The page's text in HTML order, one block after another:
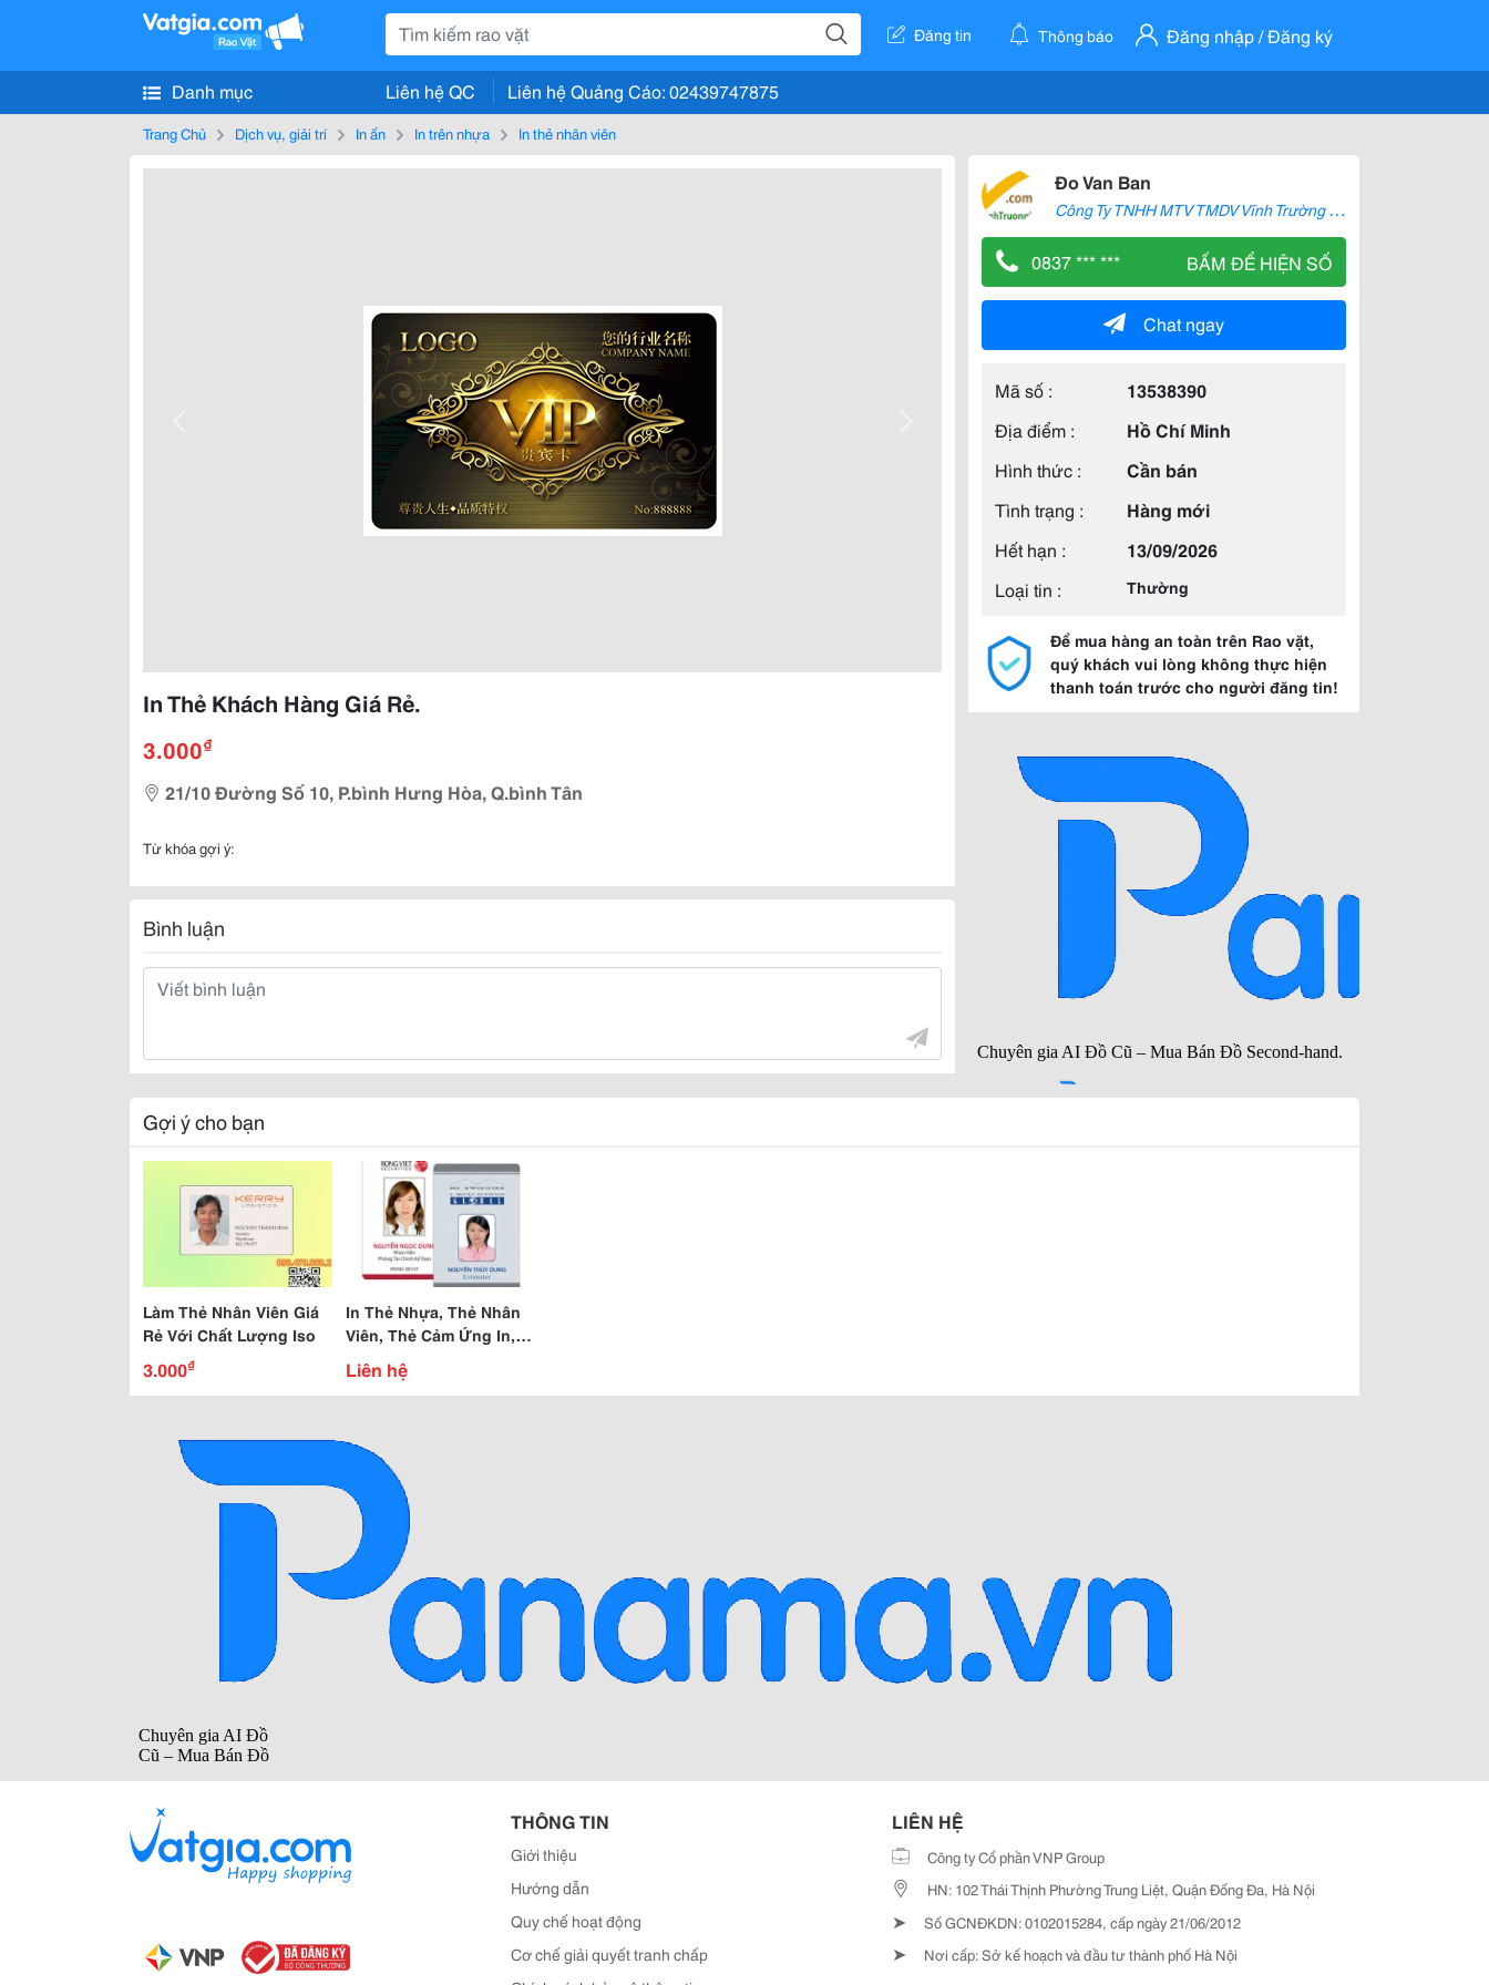
Đăng tin Thông báo Đăng nhập / Đăng ký
Danh mục Liên hệ QC Liên hệ Quảng Cáo: 02439747875
Trang Chủ Dịch vụ, giải trí In ấn In trên nhựa In thẻ nhân viên
In Thẻ Khách Hàng Giá Rẻ.
3.000₫
21/10 Đường Số 10, P.bình Hưng Hòa, Q.bình Tân
Từ khóa gợi ý:
Bình luận
Đo Van Ban
C
ông Ty TNHH MTV TMDV Vĩnh Trường Lộc
0837 *** *** BẤM ĐỂ HIỆN SỐ
Chat ngay
Mã số :
13538390
Địa điểm :
Hồ Chí Minh
Hình thức :
Cần bán
Tình trạng :
Hàng mới
Hết hạn :
13/09/2026
Loại tin :
Thường
Để mua hàng an toàn trên Rao vặt,
quý khách vui lòng không thực hiện
thanh toán trước cho người đăng tin!
Gợi ý cho bạn
Làm Thẻ Nhân Viên Giá
Rẻ Với Chất Lượng Iso
3.000₫
In Thẻ Nhựa, Thẻ Nhân
Viên, Thẻ Cảm Ứng In,
Thẻ Ưu Đãi Gia Rẻ Và
Bền
Liên hệ
THÔNG TIN
Giới thiệu
Hướng dẫn
Quy chế hoạt động
Cơ chế giải quyết tranh chấp
LIÊN HỆ
Công ty Cổ phần VNP Group
HN: 102 Thái Thịnh Phường Trung Liệt, Quận Đống Đa, Hà Nội
➤ Số GCNĐKDN: 0102015284, cấp ngày 21/06/2012
➤ Nơi cấp: Sở kế hoạch và đầu tư thành phố Hà Nội